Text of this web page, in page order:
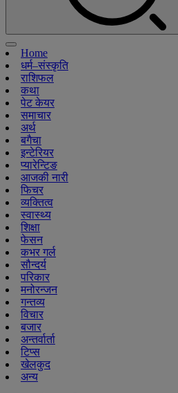
Home
धर्म–संस्कृति
राशिफल
कथा
पेट केयर
समाचार
अर्थ
बगैचा
इन्टेरियर
प्यारेन्टिङ
आजकी नारी
फिचर
व्यक्तित्व
स्वास्थ्य
शिक्षा
फेसन
कभर गर्ल
सौन्दर्य
परिकार
मनोरन्जन
गन्तव्य
विचार
बजार
अन्तर्वार्ता
टिप्स
खेलकुद
अन्य